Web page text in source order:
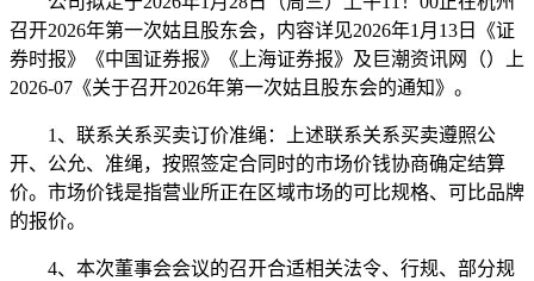
召开2026年第一次姑且股东会，内容详见2026年1月13日《证
券时报》《中国证券报》《上海证券报》及巨潮资讯网（）上
2026-07《关于召开2026年第一次姑且股东会的通知》。
1、联系关系买卖订价准绳：上述联系关系买卖遵照公
开、公允、准绳，按照签定合同时的市场价钱协商确定结算
价。市场价钱是指营业所正在区域市场的可比规格、可比品牌
的报价。
4、本次董事会会议的召开合适相关法令、行规、部分规